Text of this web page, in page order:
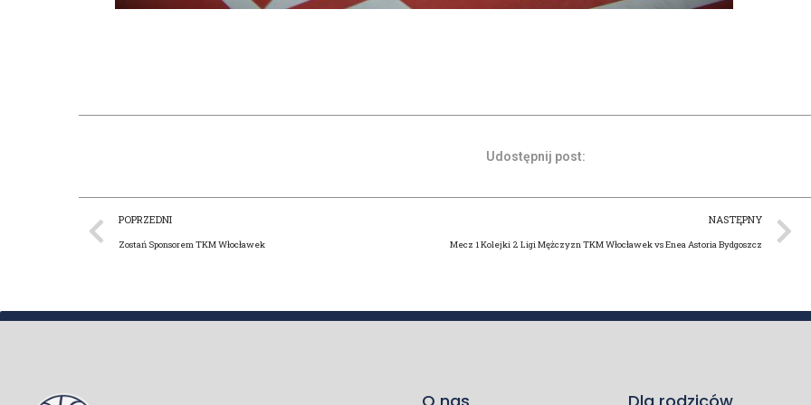
Udostępnij post:
POPRZEDNI
Zostań Sponsorem TKM Włocławek
NASTĘPNY
Mecz 1 Kolejki 2 Ligi Mężczyzn TKM Włocławek vs Enea Astoria Bydgoszcz